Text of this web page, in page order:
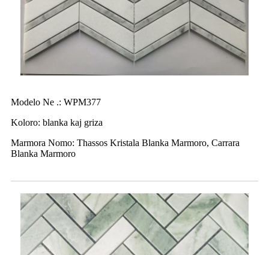
Modelo Ne .: WPM377
Koloro: blanka kaj griza
Marmora Nomo: Thassos Kristala Blanka Marmoro, Carrara
Blanka Marmoro